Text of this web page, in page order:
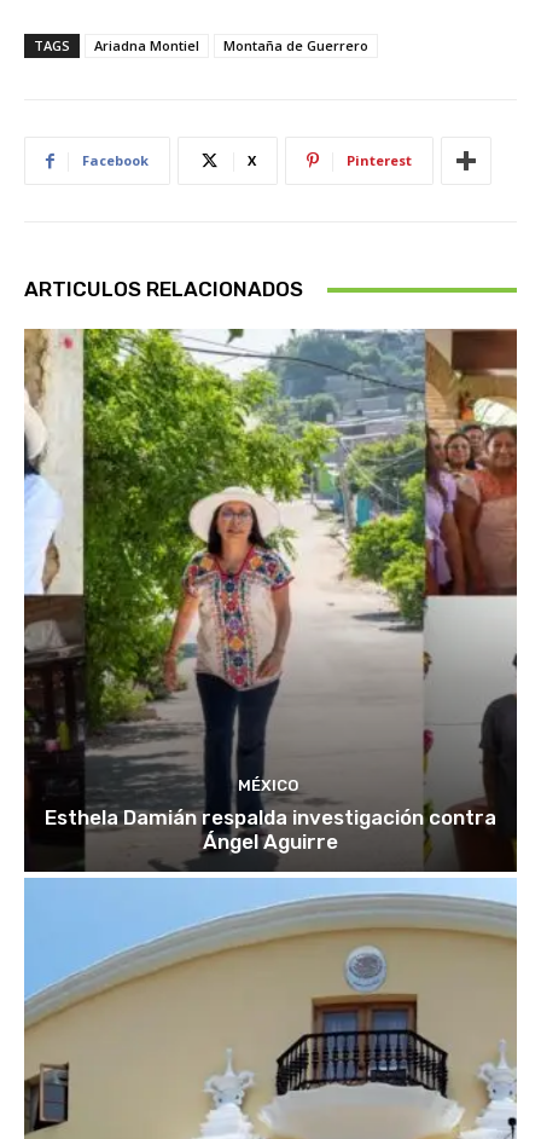
TAGS Ariadna Montiel Montaña de Guerrero
Facebook X Pinterest
ARTICULOS RELACIONADOS
MÉXICO
Esthela Damián respalda investigación contra
Ángel Aguirre